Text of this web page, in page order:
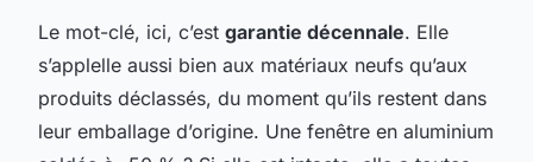
Le mot-clé, ici, c’est garantie décennale. Elle
s’applelle aussi bien aux matériaux neufs qu’aux
produits déclassés, du moment qu’ils restent dans
leur emballage d’origine. Une fenêtre en aluminium